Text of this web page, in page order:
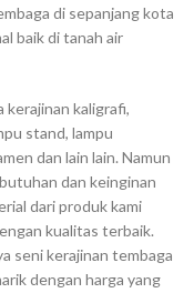
di sepanjang kota
baik di tanah air
kerajinan kaligrafi,
stand, lampu
dan lain lain. Namun
dan keinginan
dari produk kami
kualitas terbaik.
seni kerajinan tembaga
dengan harga yang